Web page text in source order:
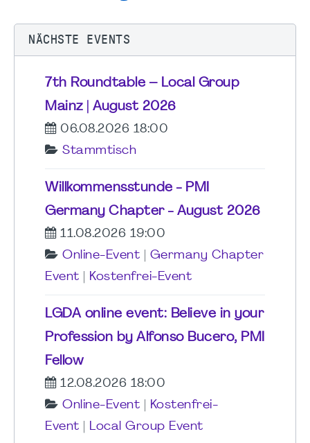
NÄCHSTE EVENTS
7th Roundtable – Local Group
Mainz | August 2026
06.08.2026 18:00
Stammtisch
Willkommensstunde - PMI
Germany Chapter - August 2026
11.08.2026 19:00
Online-Event
Germany Chapter
Event
Kostenfrei-Event
LGDA online event: Believe in your
Profession by Alfonso Bucero, PMI
Fellow
12.08.2026 18:00
Online-Event
Kostenfrei-
Event
Local Group Event